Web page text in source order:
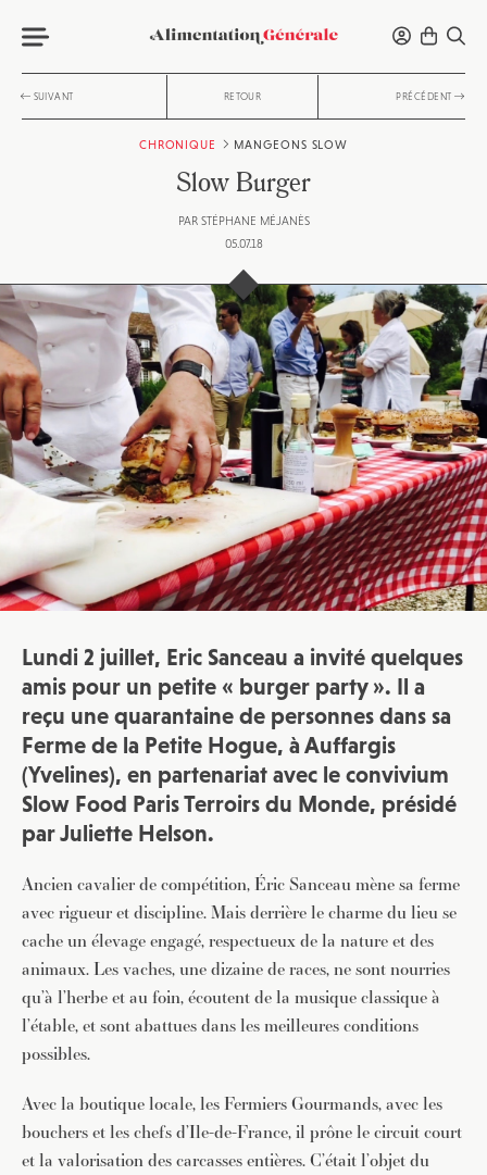
SUIVANT RETOUR PRÉCÉDENT
CHRONIQUE MANGEONS SLOW
Slow Burger
PAR STÉPHANE MÉJANÈS
05.07.18
Lundi 2 juillet, Eric Sanceau a invité quelques
amis pour un petite « burger party ». Il a
reçu une quarantaine de personnes dans sa
Ferme de la Petite Hogue, à Auffargis
(Yvelines), en partenariat avec le convivium
Slow Food Paris Terroirs du Monde, présidé
par Juliette Helson.
Ancien cavalier de compétition, Éric Sanceau mène sa ferme
avec rigueur et discipline. Mais derrière le charme du lieu se
cache un élevage engagé, respectueux de la nature et des
animaux. Les vaches, une dizaine de races, ne sont nourries
qu’à l’herbe et au foin, écoutent de la musique classique à
l’étable, et sont abattues dans les meilleures conditions
possibles.
Avec la boutique locale, les Fermiers Gourmands, avec les
bouchers et les chefs d’Ile-de-France, il prône le circuit court
et la valorisation des carcasses entières. C’était l’objet du